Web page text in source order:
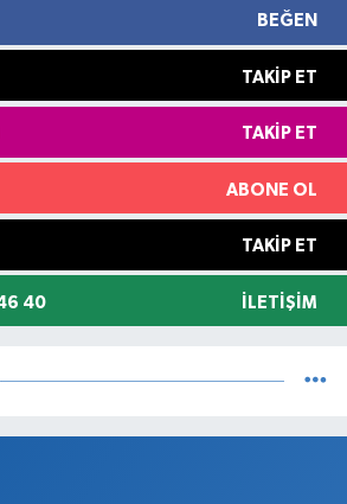
BEĞEN
TAKIP ET
TAKIP ET
ABONE OL
TAKIP ET
40 İLETIŞIM